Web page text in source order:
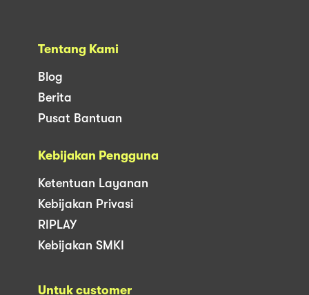
Tentang Kami
Blog
Berita
Pusat Bantuan
Kebijakan Pengguna
Ketentuan Layanan
Kebijakan Privasi
RIPLAY
Kebijakan SMKI
Untuk customer